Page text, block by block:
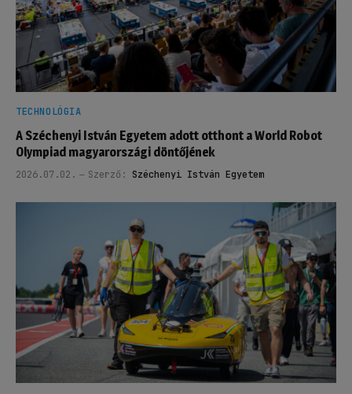
TECHNOLÓGIA
A Széchenyi István Egyetem adott otthont a World Robot
Olympiad magyarországi döntőjének
2026.07.02. Szerző: Széchenyi István Egyetem